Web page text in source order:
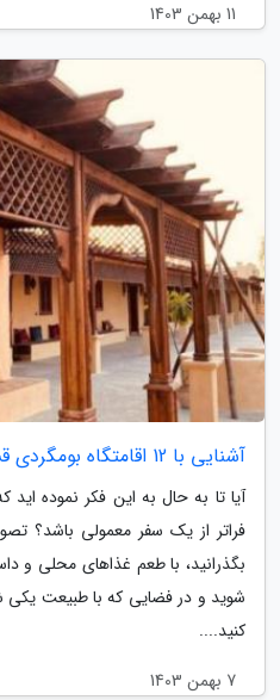
11 بهمن 1403
آشنایی با 12 اقامتگاه بومگردی قشم
آیا تا به حال به این فکر نموده
فراتر از یک سفر معمولی باشد؟
بگذرانید، با طعم غذاهای محلی و
شوید و در فضایی که با طبیعت یکی
کنید....
7 بهمن 1403